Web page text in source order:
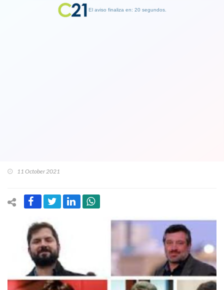
11 October 2021
El aviso finaliza en: 19 segundos.